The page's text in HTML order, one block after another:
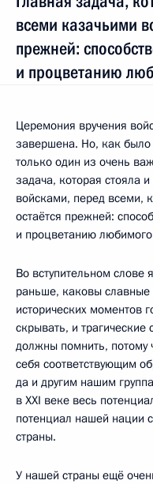
всеми казачьими
прежней:
и процветанию
Церемония вручения
завершена. Но, как было
только один из очень
задача, которая стояла
войсками, перед всеми,
остаётся прежней:
и процветанию любимого
Во вступительном слове
раньше, каковы славные
исторических моментов
скрывать, и
должны помнить, потому
себя соответствующим
да и другим нашим
в XXI веке весь
потенциал нашей нации
страны.
У нашей страны ещё